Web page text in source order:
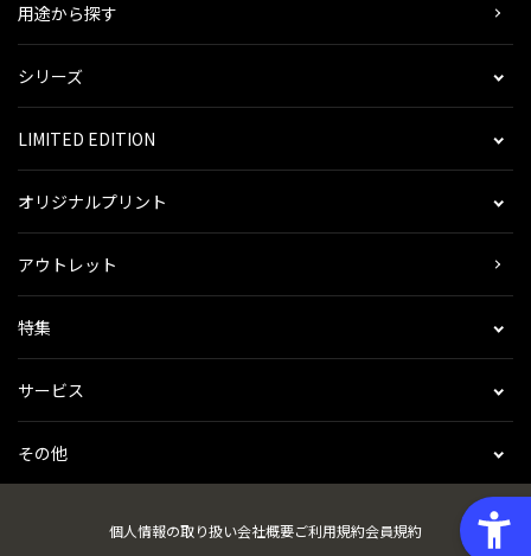
用途から探す
シリーズ
LIMITED EDITION
オリジナルプリント
アウトレット
特集
サービス
その他
個人情報の取り扱い会社概要ご利用規約会員規約